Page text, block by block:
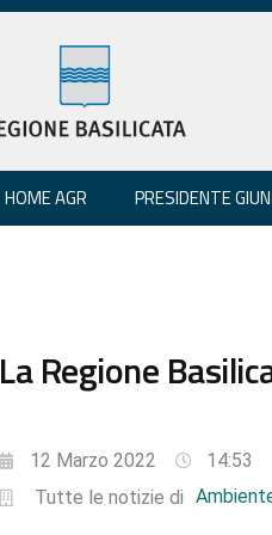
HOME AGR PRESIDENTE
La Regione
12 Marzo 2022
14:53
Tutte le notizie di